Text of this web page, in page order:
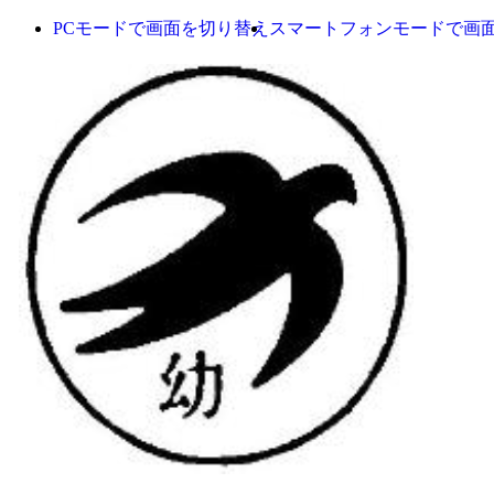
PCモードで画面を切り替え スマートフォンモードで画